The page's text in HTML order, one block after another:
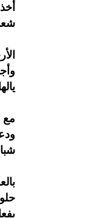
مع